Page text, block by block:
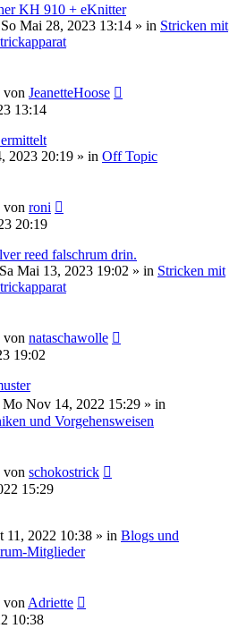
KH 910 + eKnitter
So Mai 28, 2023 13:14 » in Stricken mit
von JeanetteHoose
13:14
2023 20:19 » in Off Topic
von roni
20:19
reed falschrum drin.
Sa Mai 13, 2023 19:02 » in Stricken mit
von nataschawolle
19:02
Mo Nov 14, 2022 15:29 » in
und Vorgehensweisen
von schokostrick
15:29
11, 2022 10:38 » in Blogs und
Mitglieder
von Adriette
10:38